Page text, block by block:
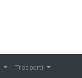
Trasporti